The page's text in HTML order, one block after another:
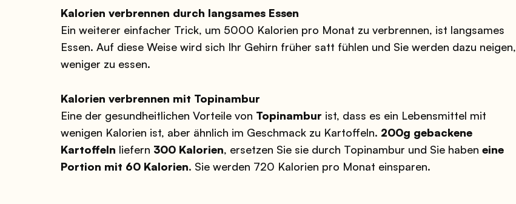
Kalorien verbrennen durch langsames Essen
Ein weiterer einfacher Trick, um 5000 Kalorien pro Monat zu verbrennen, ist langsames
Essen. Auf diese Weise wird sich Ihr Gehirn früher satt fühlen und Sie werden dazu neigen,
weniger zu essen.
Kalorien verbrennen mit Topinambur
Eine der gesundheitlichen Vorteile von Topinambur ist, dass es ein Lebensmittel mit
wenigen Kalorien ist, aber ähnlich im Geschmack zu Kartoffeln. 200g gebackene
Kartoffeln liefern 300 Kalorien, ersetzen Sie sie durch Topinambur und Sie haben eine
Portion mit 60 Kalorien. Sie werden 720 Kalorien pro Monat einsparen.